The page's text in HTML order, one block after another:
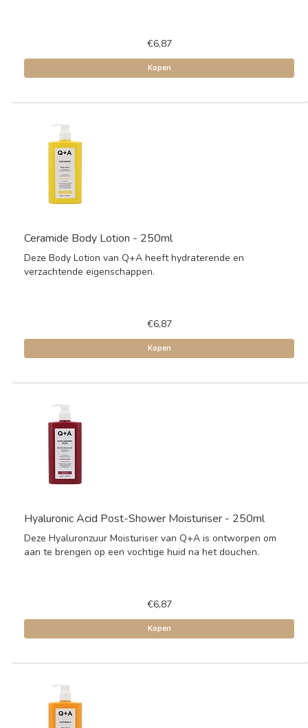
€6,87
Kopen
Ceramide Body Lotion - 250ml
Deze Body Lotion van Q+A heeft hydraterende en
verzachtende eigenschappen.
€6,87
Kopen
Hyaluronic Acid Post-Shower Moisturiser - 250ml
Deze Hyaluronzuur Moisturiser van Q+A is ontworpen om
aan te brengen op een vochtige huid na het douchen.
€6,87
Kopen